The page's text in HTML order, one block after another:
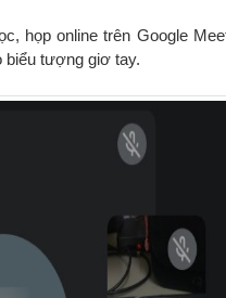
họp online trên Google
biểu tượng giơ tay.